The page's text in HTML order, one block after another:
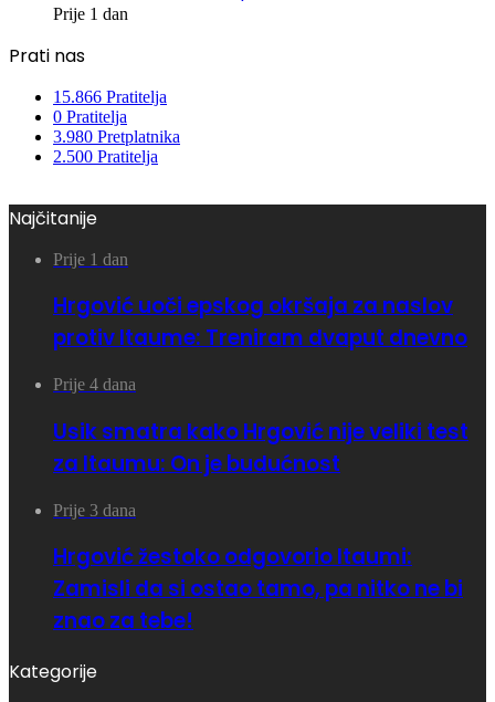
Prije 1 dan
Prati nas
15.866 Pratitelja
0 Pratitelja
3.980 Pretplatnika
2.500 Pratitelja
Najčitanije
Prije 1 dan
Hrgović uoči epskog okršaja za naslov
protiv Itaume: Treniram dvaput dnevno
Prije 4 dana
Usik smatra kako Hrgović nije veliki test
za Itaumu: On je budućnost
Prije 3 dana
Hrgović žestoko odgovorio Itaumi:
Zamisli da si ostao tamo, pa nitko ne bi
znao za tebe!
Kategorije